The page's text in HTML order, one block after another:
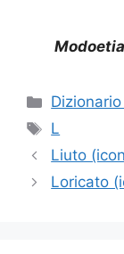
Categorie
Tag
L
Liuto
Loricato